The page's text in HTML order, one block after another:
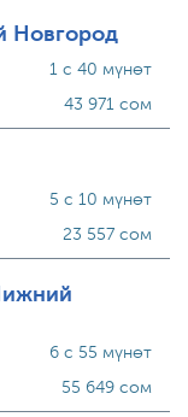
Новгород
1 с 40 мүнөт
43 971 сом
5 с 10 мүнөт
23 557 сом
6 с 55 мүнөт
55 649 сом